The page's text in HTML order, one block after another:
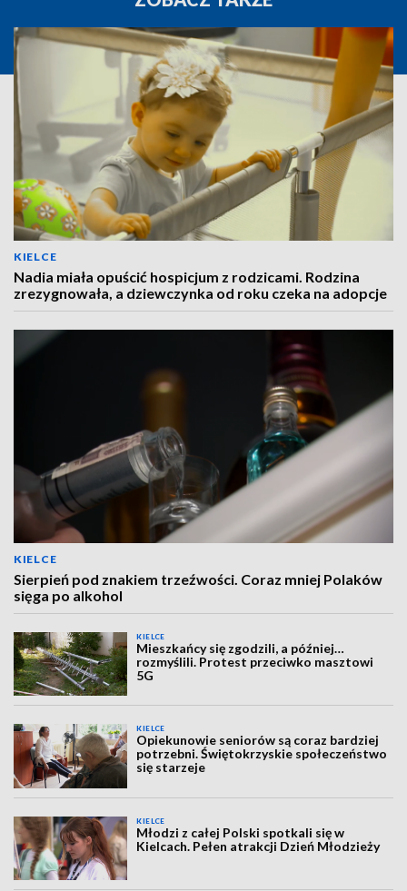
KIELCE
Nadia miała opuścić hospicjum z rodzicami. Rodzina
zrezygnowała, a dziewczynka od roku czeka na adopcje
KIELCE
Sierpień pod znakiem trzeźwości. Coraz mniej Polaków
sięga po alkohol
KIELCE
Mieszkańcy się zgodzili, a później…
rozmyślili. Protest przeciwko masztowi
5G
KIELCE
Opiekunowie seniorów są coraz bardziej
potrzebni. Świętokrzyskie społeczeństwo
się starzeje
KIELCE
Młodzi z całej Polski spotkali się w
Kielcach. Pełen atrakcji Dzień Młodzieży